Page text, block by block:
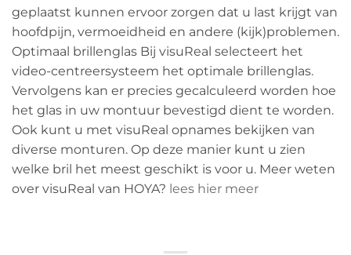
geplaatst kunnen ervoor zorgen dat u last krijgt van
hoofdpijn, vermoeidheid en andere (kijk)problemen.
Optimaal brillenglas Bij visuReal selecteert het
video-centreersysteem het optimale brillenglas.
Vervolgens kan er precies gecalculeerd worden hoe
het glas in uw montuur bevestigd dient te worden.
Ook kunt u met visuReal opnames bekijken van
diverse monturen. Op deze manier kunt u zien
welke bril het meest geschikt is voor u. Meer weten
over visuReal van HOYA? lees hier meer